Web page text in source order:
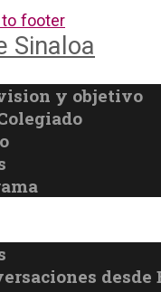
to footer
y objetivo